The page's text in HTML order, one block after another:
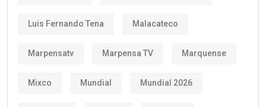
Luis Fernando Tena Malacateco
Marpensatv Marpensa TV Marquense
Mixco Mundial Mundial 2026